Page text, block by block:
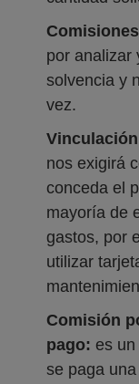
por analizar
solvencia y
vez.
nos exigirá
conceda el
mayoría de
gastos, por
utilizar
Comisión
pago: es
se paga